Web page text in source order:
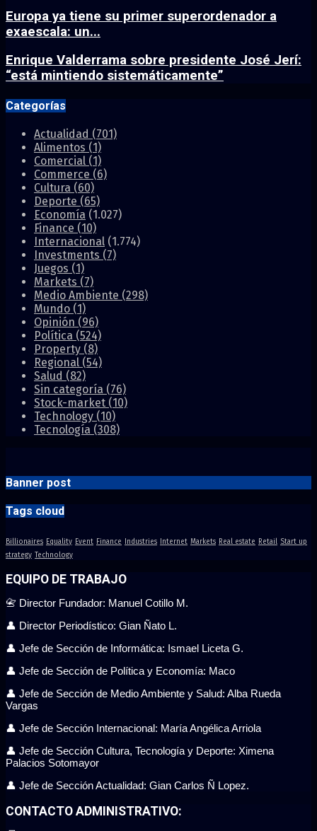
Europa ya tiene su primer superordenador a
exaescala: un...
Enrique Valderrama sobre presidente José Jerí:
“está mintiendo sistemáticamente”
Categorías
Actualidad (701)
Alimentos (1)
Comercial (1)
Commerce (6)
Cultura (60)
Deporte (65)
Economía (1.027)
Finance (10)
Internacional (1.774)
Investments (7)
Juegos (1)
Markets (7)
Medio Ambiente (298)
Mundo (1)
Opinión (96)
Política (524)
Property (8)
Regional (54)
Salud (82)
Sin categoría (76)
Stock-market (10)
Technology (10)
Tecnología (308)
Banner post
Tags cloud
Billionaires Equality Event Finance Industries Internet Markets Real estate Retail Start up
strategy Technology
EQUIPO DE TRABAJO
📇 Director Fundador: Manuel Cotillo M.
👤 Director Periodístico: Gian Ñato L.
👤 Jefe de Sección de Informática: Ismael Liceta G.
👤 Jefe de Sección de Política y Economía: Maco
👤 Jefe de Sección de Medio Ambiente y Salud: Alba Rueda
Vargas
👤 Jefe de Sección Internacional: María Angélica Arriola
👤 Jefe de Sección Cultura, Tecnología y Deporte: Ximena
Palacios Sotomayor
👤 Jefe de Sección Actualidad: Gian Carlos Ñ Lopez.
CONTACTO ADMINISTRATIVO: